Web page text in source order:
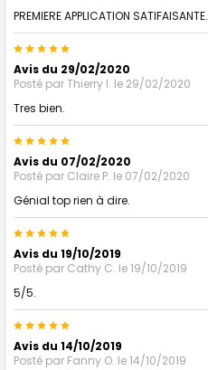
PREMIERE APPLICATION SATIFAISANTE.
5
Avis du 29/02/2020
Posté parThierry l. le 29/02/2020
Tres bien.
5
Avis du 07/02/2020
Posté par Claire P. le 07/02/2020
Génial top rien à dire.
5
Avis du 19/10/2019
Posté par Cathy C. le 19/10/2019
5/5.
5
Avis du 14/10/2019
Posté par Fanny O. le 14/10/2019